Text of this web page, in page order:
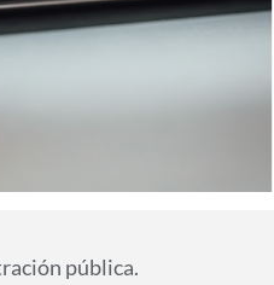
pública.